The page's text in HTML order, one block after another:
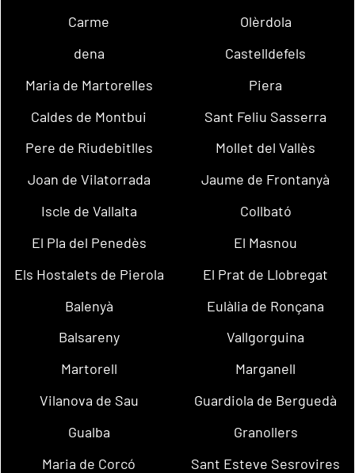
Carme
Olèrdola
dena
Castelldefels
Maria de Martorelles
Piera
Caldes de Montbui
Sant Feliu Sasserra
Pere de Riudebitlles
Mollet del Vallès
Joan de Vilatorrada
Jaume de Frontanyà
Iscle de Vallalta
Collbató
El Pla del Penedès
El Masnou
Els Hostalets de Pierola
El Prat de Llobregat
Balenyà
Eulàlia de Ronçana
Balsareny
Vallgorguina
Martorell
Marganell
Vilanova de Sau
Guardiola de Berguedà
Gualba
Granollers
Maria de Corcó
Sant Esteve Sesrovires